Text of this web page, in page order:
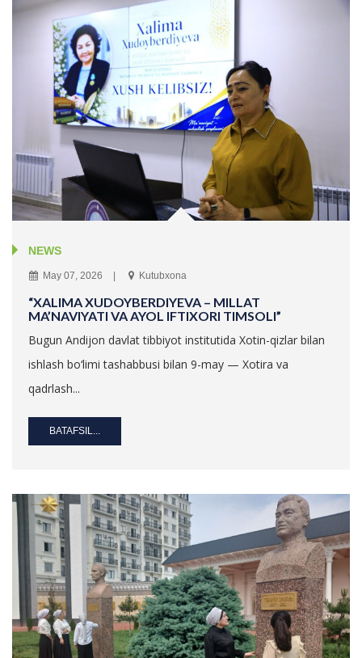
NEWS
May 07, 2026 Kutubxona
“XALIMA XUDOYBERDIYEVA – MILLAT
MA’NAVIYATI VA AYOL IFTIXORI TIMSOLI”
Bugun Andijon davlat tibbiyot institutida Xotin-qizlar bilan
ishlash bo‘limi tashabbusi bilan 9-may — Xotira va
qadrlash...
BATAFSIL...